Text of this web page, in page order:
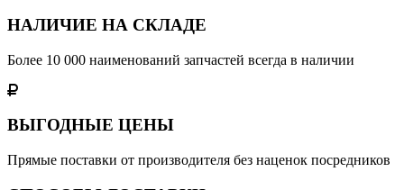
НАЛИЧИЕ НА СКЛАДЕ
Более 10 000 наименований запчастей всегда в наличии
ВЫГОДНЫЕ ЦЕНЫ
Прямые поставки от производителя без наценок посредников